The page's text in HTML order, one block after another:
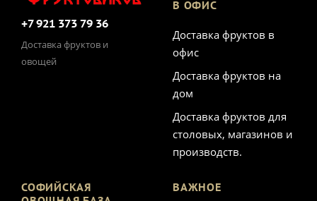
+7 921 373 79 36
Доставка фруктов и
овощей
В ОФИС
Доставка фруктов в
офис
Доставка фруктов на
дом
Доставка фруктов для
столовых, магазинов и
производств.
СОФИЙСКАЯ
ВАЖНОЕ